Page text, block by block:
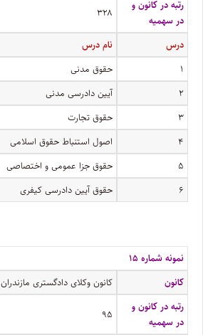
رتبه در کانون و
در سهمیه
۳۲۸
درس
نام درس
۱
حقوق مدنی
۲
آیین دادرسی مدنی
۳
حقوق تجارت
۴
اصول استنباط حقوق اسلامی
۵
حقوق جزا عمومی و اختصاصی
۶
حقوق آیین دادرسی کیفری
نمونه شماره ۱۵
کانون
کانون وکلای دادگستری مازندران
رتبه در کانون و
در سهمیه
۹۵